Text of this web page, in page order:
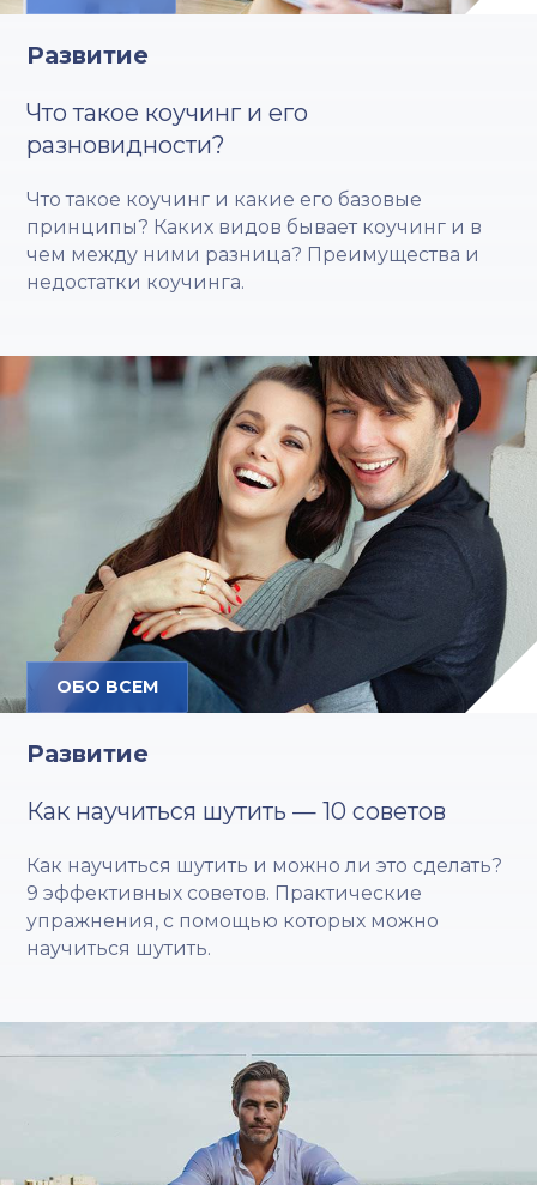
Развитие
Что такое коучинг и его
разновидности?
Что такое коучинг и какие его базовые
принципы? Каких видов бывает коучинг и в
чем между ними разница? Преимущества и
недостатки коучинга.
ОБО ВСЕМ
Развитие
Как научиться шутить — 10 советов
Как научиться шутить и можно ли это сделать?
9 эффективных советов. Практические
упражнения, с помощью которых можно
научиться шутить.